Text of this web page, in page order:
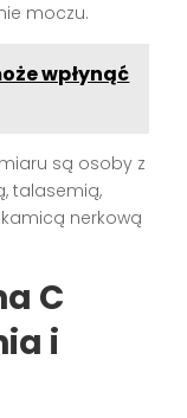
moczu.
wpłynąć
są osoby z
talasemią,
nerkową
C
i